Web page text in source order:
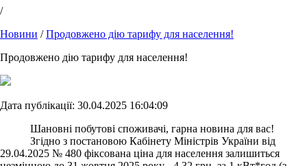
/
Новини /Продовжено дію тарифу для населення!
Продовжено дію тарифу для населення!
Дата публікації: 30.04.2025 16:04:09
Шановні побутові споживачі, гарна новина для вас!
Згідно з постановою Кабінету Міністрів України від
29.04.2025 № 480 фіксована ціна для населення залишиться